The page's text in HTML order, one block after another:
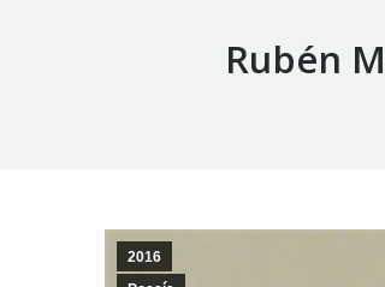
Rubén
2016